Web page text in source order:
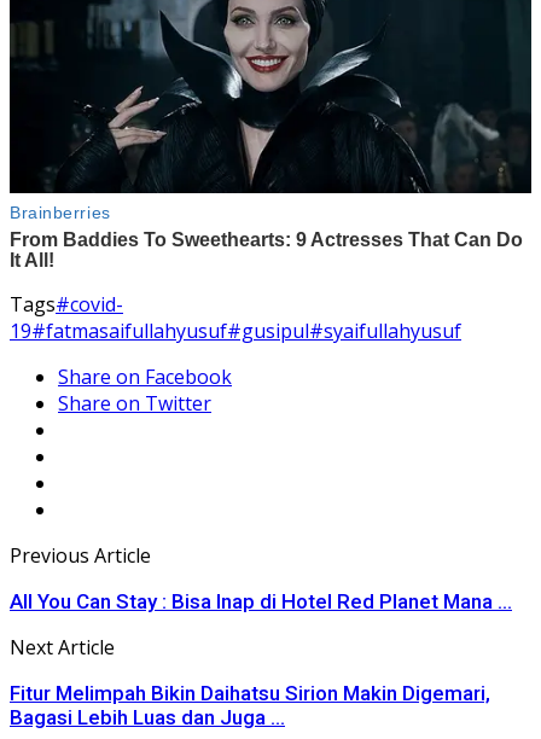
Tags#covid-
19#fatmasaifullahyusuf#gusipul#syaifullahyusuf
Share on Facebook
Share on Twitter
Previous Article
All You Can Stay : Bisa Inap di Hotel Red Planet Mana ...
Next Article
Fitur Melimpah Bikin Daihatsu Sirion Makin Digemari,
Bagasi Lebih Luas dan Juga ...